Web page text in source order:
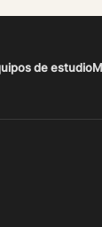
de estudio